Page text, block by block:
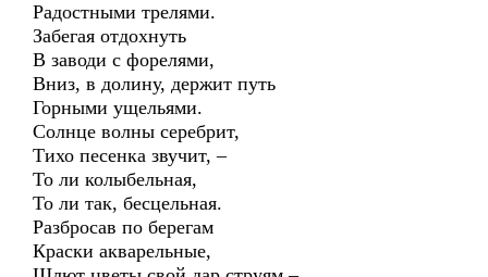
Радостными трелями.
Забегая отдохнуть
В заводи с форелями,
Вниз, в долину, держит путь
Горными ущельями.
Солнце волны серебрит,
Тихо песенка звучит, –
То ли колыбельная,
То ли так, бесцельная.
Разбросав по берегам
Краски акварельные,